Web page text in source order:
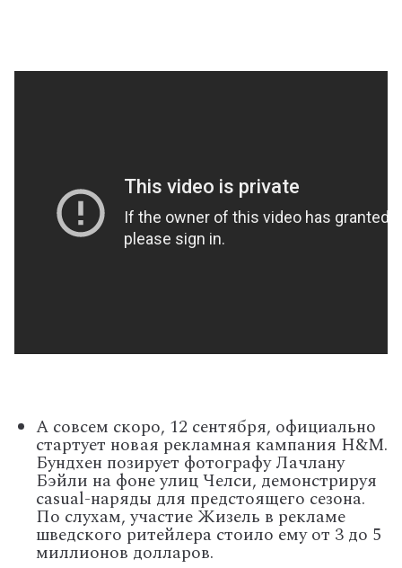
А совсем скоро, 12 сентября, официально
стартует новая рекламная кампания H&M.
Бундхен позирует фотографу Лачлану
Бэйли на фоне улиц Челси, демонстрируя
casual-наряды для предстоящего сезона.
По слухам, участие Жизель в рекламе
шведского ритейлера стоило ему от 3 до 5
миллионов долларов.